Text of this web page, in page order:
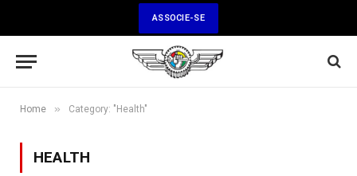
ASSOCIE-SE
Home » Category: "Health"
HEALTH